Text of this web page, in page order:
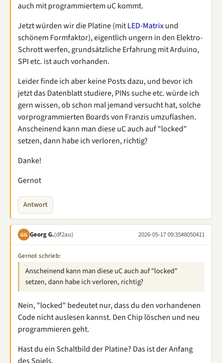
auch mit programmiertem uC kommt.
Jetzt würden wir die Platine (mitLED-Matrixund
schönem Formfaktor), eigentlich ungern in den Elektro-
Schrott werfen, grundsätzliche Erfahrung mit Arduino,
SPI etc. ist auch vorhanden.
Leider finde ich aber keine Posts dazu, und bevor ich
jetzt das Datenblatt studiere, PINs suche etc. würde ich
gern wissen, ob schon mal jemand versucht hat, solche
vorprogrammierten Boards von Franzis umzuflashen.
Anscheinend kann man diese uC auch auf "locked"
setzen, dann habe ich verloren, richtig?
Danke!
Gernot
Antwort
GG Georg G.(df2au) 2026-05-17 09:35#8050411
Gernot schrieb:
Anscheinend kann man diese uC auch auf "locked"
setzen, dann habe ich verloren, richtig?
Nein, "locked" bedeutet nur, dass du den vorhandenen
Code nicht auslesen kannst. Den Chip löschen und neu
programmieren geht.
Hast du ein Schaltbild der Platine? Das ist der Anfang